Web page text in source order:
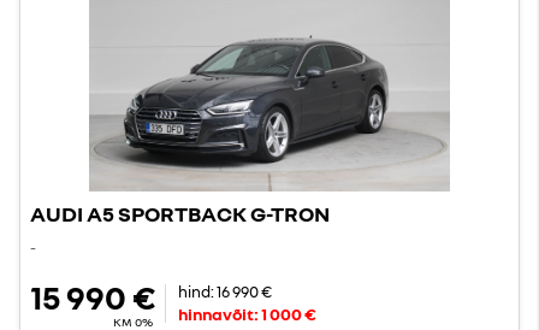
AUDI A5 SPORTBACK G-TRON
-
15 990 €
KM 0%
hind:16 990 €
hinnavõit:1 000 €